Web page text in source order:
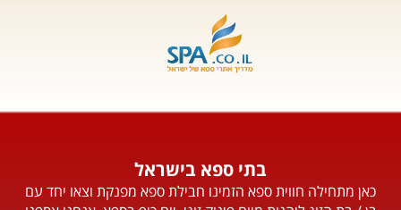
בתי ספא בישראל
כאן מתחילה חווית ספא הזמינו חבילת ספא מפנקת וצאו יחד עם